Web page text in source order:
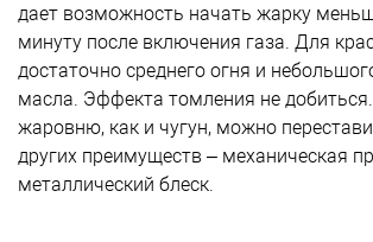
дает возможность начать жарку
минуту после включения газа. Для
достаточно среднего огня и
масла. Эффекта томления не
жаровню, как и чугун, можно
других преимуществ – механическая
металлический блеск.